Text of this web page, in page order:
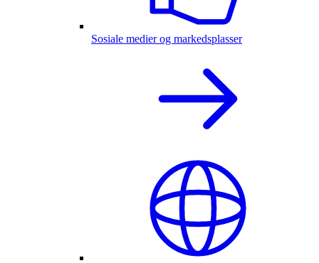
Sosiale medier og markedsplasser